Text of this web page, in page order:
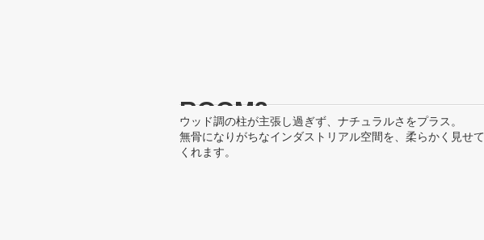
ROOM2
ウッド調の柱が主張し過ぎず、ナチュラルさをプラス。
無骨になりがちなインダストリアル空間を、柔らかく見せて
くれます。